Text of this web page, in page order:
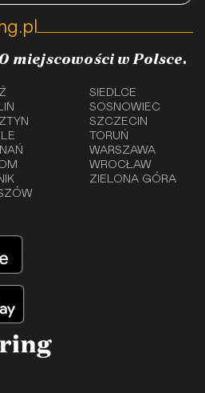
miejscowości w Polsce.
SIEDLCE
SOSNOWIEC
SZCZECIN
TORUŃ
WARSZAWA
WROCŁAW
ZIELONA GÓRA